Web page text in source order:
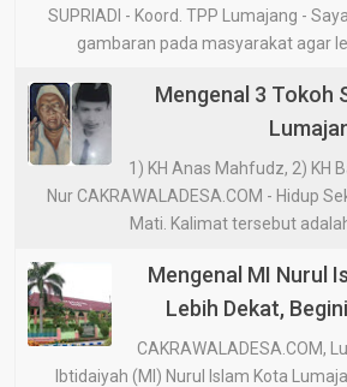
SUPRIADI - Koord. TPP Lumajang -
gambaran pada masyarakat agar
Mengenal 3 Tokoh
1) KH Anas Mahfudz, 2) KH
Nur CAKRAWALADESA.COM - Hidup
Mati. Kalimat tersebut
Mengenal MI Nurul
Lebih Dekat,
CAKRAWALADESA.COM,
Ibtidaiyah (MI) Nurul Islam Kota